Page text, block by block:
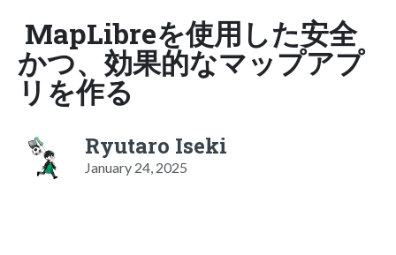
MapLibreを使用した安全
かつ、効果的なマップアプ
リを作る
Ryutaro Iseki
January 24, 2025